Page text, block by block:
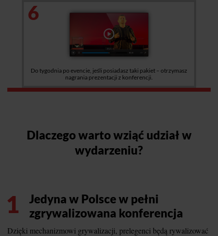
6
Do tygodnia po evencie, jeśli posiadasz taki pakiet – otrzymasz
nagrania prezentacji z konferencji.
Dlaczego warto wziąć udział w
wydarzeniu?
1
Jedyna w Polsce w pełni
zgrywalizowana konferencja
Dzięki mechanizmowi grywalizacji, prelegenci będą rywalizować